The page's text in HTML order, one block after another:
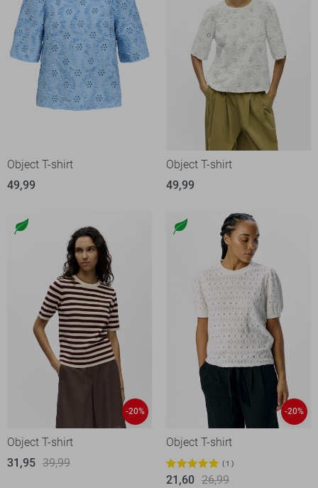
Object T-shirt
49,99
Object T-shirt
49,99
-20%
Object T-shirt
31,95 39,99
-20%
Object T-shirt
1
21,60 26,99